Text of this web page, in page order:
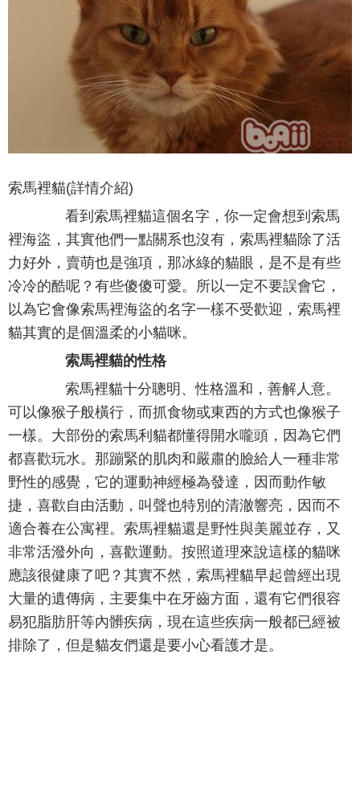
索馬裡貓(詳情介紹)
看到索馬裡貓這個名字，你一定會想到索馬
裡海盜，其實他們一點關系也沒有，索馬裡貓除了活
力好外，賣萌也是強項，那冰綠的貓眼，是不是有些
冷冷的酷呢？有些傻傻可愛。所以一定不要誤會它，
以為它會像索馬裡海盜的名字一樣不受歡迎，索馬裡
貓其實的是個溫柔的小貓咪。
索馬裡貓的性格
索馬裡貓十分聰明、性格溫和，善解人意。
可以像猴子般橫行，而抓食物或東西的方式也像猴子
一樣。大部份的索馬利貓都懂得開水嚨頭，因為它們
都喜歡玩水。那蹦緊的肌肉和嚴肅的臉給人一種非常
野性的感覺，它的運動神經極為發達，因而動作敏
捷，喜歡自由活動，叫聲也特別的清澈響亮，因而不
適合養在公寓裡。索馬裡貓還是野性與美麗並存，又
非常活潑外向，喜歡運動。按照道理來說這樣的貓咪
應該很健康了吧？其實不然，索馬裡貓早起曾經出現
大量的遺傳病，主要集中在牙齒方面，還有它們很容
易犯脂肪肝等內髒疾病，現在這些疾病一般都已經被
排除了，但是貓友們還是要小心看護才是。